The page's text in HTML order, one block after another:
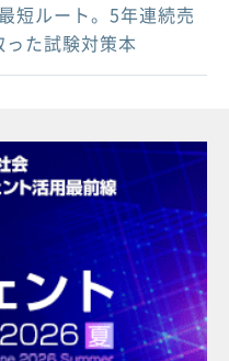
短ルート。5年連続売
た試験対策本